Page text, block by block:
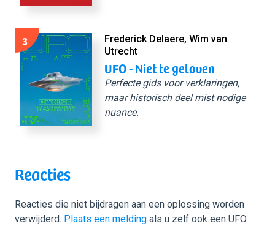
3
Frederick Delaere, Wim van
Utrecht
UFO - Niet te geloven
Perfecte gids voor verklaringen,
maar historisch deel mist nodige
nuance.
Reacties
Reacties die niet bijdragen aan een oplossing worden
verwijderd. Plaats een melding als u zelf ook een UFO